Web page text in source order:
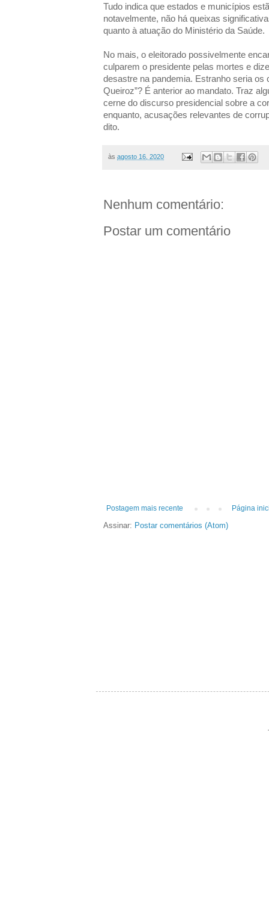
Tudo indica que estados e municípios
notavelmente, não há queixas
quanto à atuação do Ministério da Saúde.
No mais, o eleitorado possivelmente
culparem o presidente pelas mortes e
desastre na pandemia. Estranho seria os
Queiroz”? É anterior ao mandato. Traz
cerne do discurso presidencial sobre a
enquanto, acusações relevantes de
dito.
às agosto 16, 2020
Nenhum comentário:
Postar um comentário
Postagem mais recente Página
Assinar: Postar comentários (Atom)